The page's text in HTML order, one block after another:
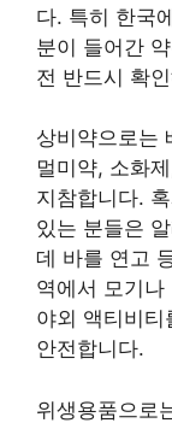
다. 특히 한국
분이 들어간
전 반드시 확
상비약으로는
멀미약, 소화
지참합니다.
있는 분들은
데 바를 연고
역에서 모기
야외 액티비티
안전합니다.
위생용품으로